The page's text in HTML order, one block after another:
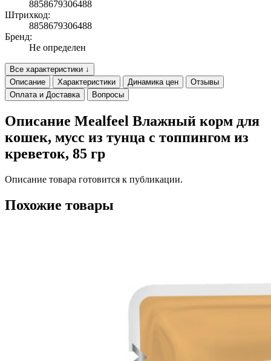
8858679306488
Штрихкод:
8858679306488
Бренд:
Не определен
Все характеристики ↓
Описание
Характеристики Динамика цен
Отзывы
Оплата и Доставка
Вопросы
Описание Mealfeel Влажный корм для
кошек, мусс из тунца с топпингом из
креветок, 85 гр
Описание товара готовится к публикации.
Похожие товары